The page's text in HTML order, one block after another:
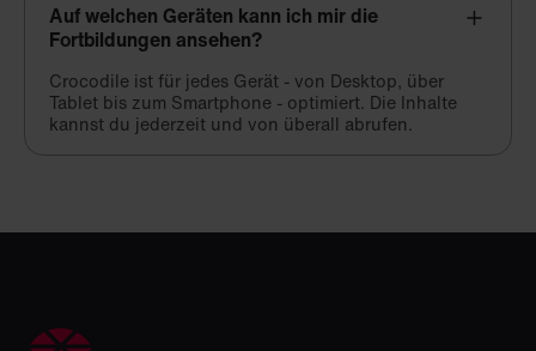
Auf welchen Geräten kann ich mir die
Fortbildungen ansehen?
Crocodile ist für jedes Gerät - von Desktop, über
Tablet bis zum Smartphone - optimiert. Die Inhalte
kannst du jederzeit und von überall abrufen.